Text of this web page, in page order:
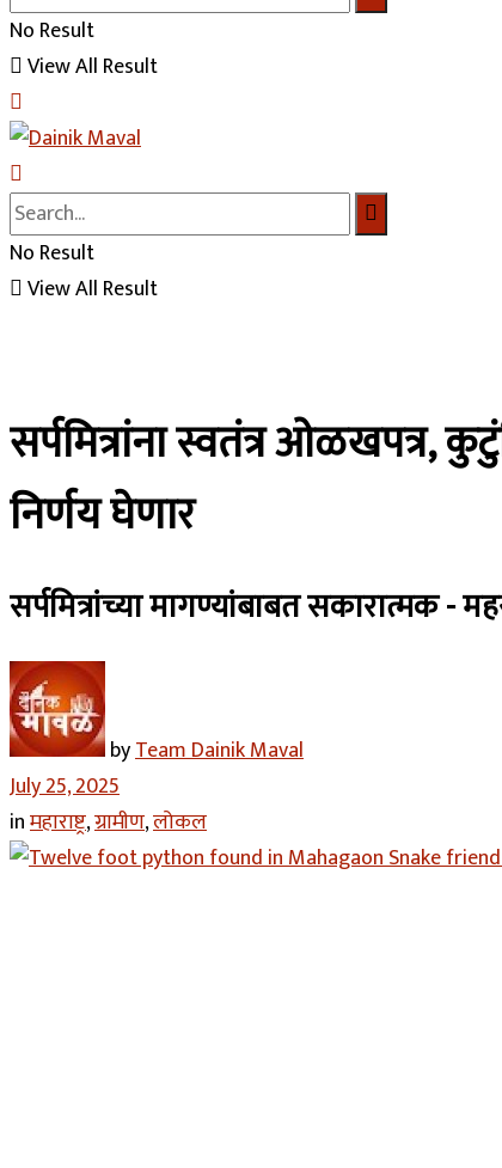
No Result
View All Result
No Result
View All Result
सर्पमित्रांना स्वतंत्र ओळखपत्र,
निर्णय घेणार
सर्पमित्रांच्या मागण्यांबाबत सकारात्मक -
byTeam Dainik Maval
July 25, 2025
inमहाराष्ट्र,ग्रामीण,लोकल